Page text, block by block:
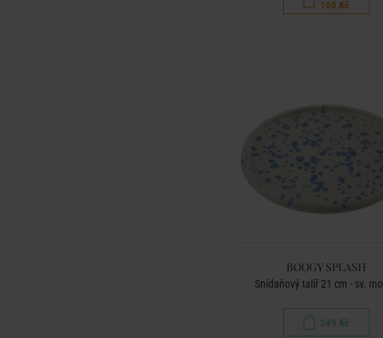
100 Kč
BOOGY SPLASH
Snídaňový talíř 21 cm - sv.
249 Kč